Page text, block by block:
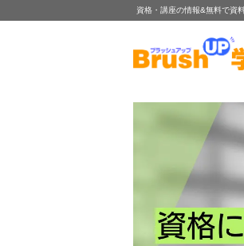
資格・講座の情報&無料で資